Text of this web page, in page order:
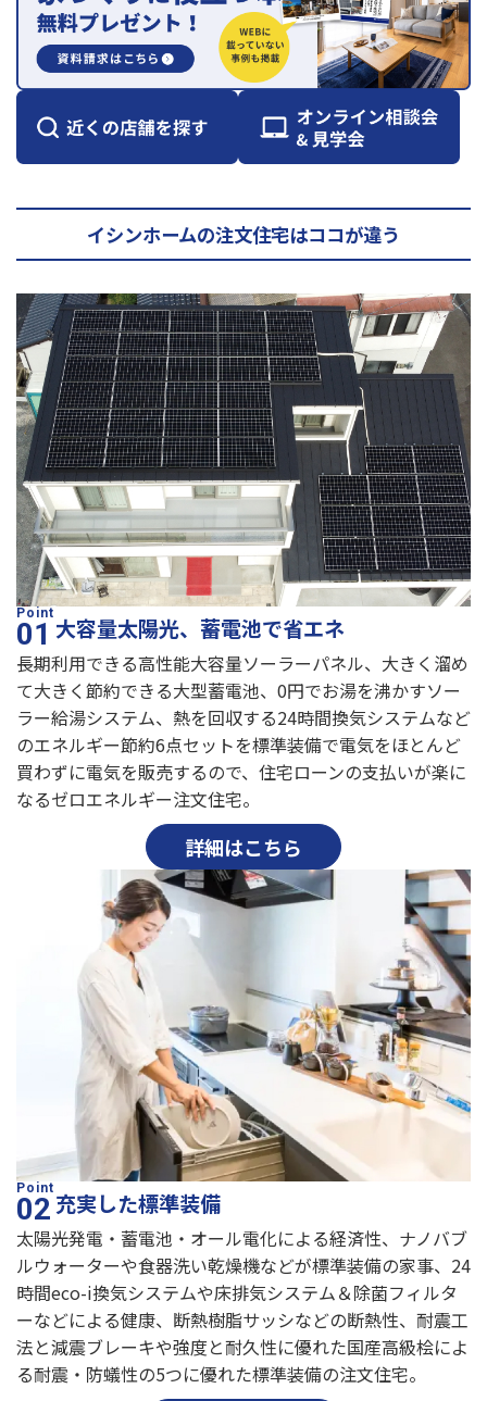
イシンホームの注文住宅はココが違う
大容量太陽光、蓄電池で省エネ
長期利用できる高性能大容量ソーラーパネル、大きく溜め
て大きく節約できる大型蓄電池、0円でお湯を沸かすソー
ラー給湯システム、熱を回収する24時間換気システムなど
のエネルギー節約6点セットを標準装備で電気をほとんど
買わずに電気を販売するので、住宅ローンの支払いが楽に
なるゼロエネルギー注文住宅。
詳細はこちら
充実した標準装備
太陽光発電・蓄電池・オール電化による経済性、ナノバブ
ルウォーターや食器洗い乾燥機などが標準装備の家事、24
時間eco-i換気システムや床排気システム＆除菌フィルタ
ーなどによる健康、断熱樹脂サッシなどの断熱性、耐震工
法と減震ブレーキや強度と耐久性に優れた国産高級桧によ
る耐震・防蟻性の5つに優れた標準装備の注文住宅。